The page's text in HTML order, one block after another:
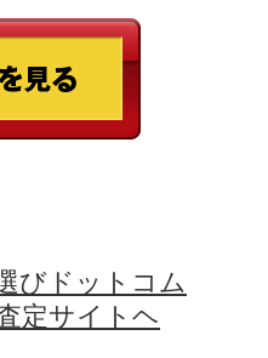
びドットコム
定サイトヘ